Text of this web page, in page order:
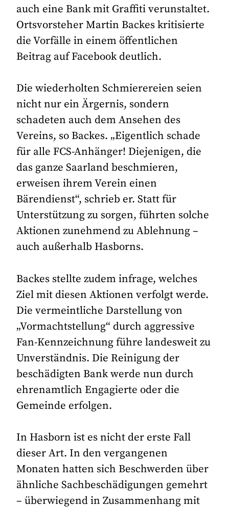
auch eine Bank mit Graffiti verunstaltet.
Ortsvorsteher Martin Backes kritisierte
die Vorfälle in einem öffentlichen
Beitrag auf Facebook deutlich.
Die wiederholten Schmierereien seien
nicht nur ein Ärgernis, sondern
schadeten auch dem Ansehen des
Vereins, so Backes. „Eigentlich schade
für alle FCS-Anhänger! Diejenigen, die
das ganze Saarland beschmieren,
erweisen ihrem Verein einen
Bärendienst“, schrieb er. Statt für
Unterstützung zu sorgen, führten solche
Aktionen zunehmend zu Ablehnung –
auch außerhalb Hasborns.
Backes stellte zudem infrage, welches
Ziel mit diesen Aktionen verfolgt werde.
Die vermeintliche Darstellung von
„Vormachtstellung“ durch aggressive
Fan-Kennzeichnung führe landesweit zu
Unverständnis. Die Reinigung der
beschädigten Bank werde nun durch
ehrenamtlich Engagierte oder die
Gemeinde erfolgen.
In Hasborn ist es nicht der erste Fall
dieser Art. In den vergangenen
Monaten hatten sich Beschwerden über
ähnliche Sachbeschädigungen gemehrt
– überwiegend in Zusammenhang mit